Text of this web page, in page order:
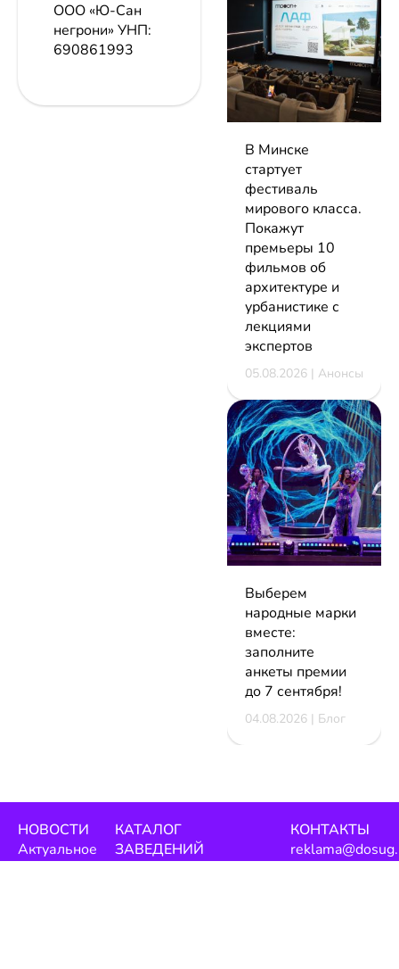
ООО «Ю-Сан
негрони» УНП:
690861993
В Минске
стартует
фестиваль
мирового класса.
Покажут
премьеры 10
фильмов об
архитектуре и
урбанистике с
лекциями
экспертов
05.08.2026 | Анонсы
Выберем
народные марки
вместе:
заполните
анкеты премии
до 7 сентября!
04.08.2026 | Блог
НОВОСТИ
Актуальное
КАТАЛОГ
ЗАВЕДЕНИЙ
КОНТАКТЫ